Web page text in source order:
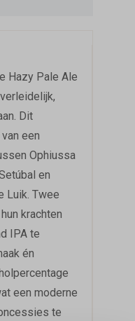
Hazy Pale Ale
Dit
een
Ophiussa
en
Luik. Twee
krachten
IPA te
én
een moderne
te